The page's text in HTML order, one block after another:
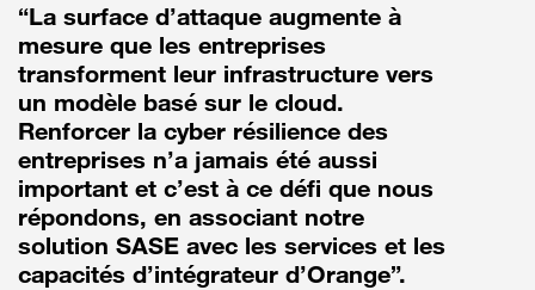
“La surface d’attaque augmente à
mesure que les entreprises
transforment leur infrastructure vers
un modèle basé sur le cloud.
Renforcer la cyber résilience des
entreprises n’a jamais été aussi
important et c’est à ce défi que nous
répondons, en associant notre
solution SASE avec les services et les
capacités d’intégrateur d’Orange”.